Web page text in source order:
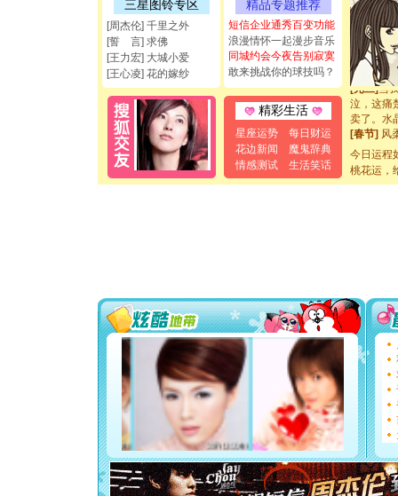
三星图铃专区
[周杰伦] 千里之外
[誓 言] 求佛
[王力宏] 大城小爱
[王心凌] 花的嫁纱
精品专题推荐
短信企业通秀百变功能
浪漫情怀一起漫步音乐
同城约会今夜告别寂寞
敢来挑战你的球技吗？
精彩生活
星座运势
每日财运
花边新闻
魔鬼辞典
情感测试
生活笑话
断电。爱
你是我专
[元旦]如
起；二是
离。水晶
[元旦]当
泣，这痛
卖了。水
[春节] 风
颜！冬去
道一声平
[春节]传
片叶子是
[圣诞节]
如意,快
[元旦]
断电。
你是我
[元旦]
如
起；二
离。水
[元旦]
当
泣，这
卖了。水
[春节]风
颜！冬去
今日运程
桃花运，